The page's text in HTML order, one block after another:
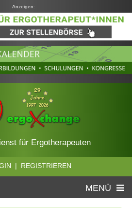
Anzeigen:
für Ergotherapeuten
| REGISTRIEREN
MENÜ